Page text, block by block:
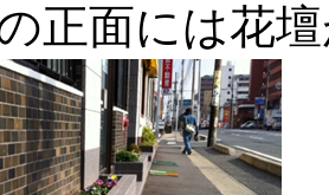
正面には花